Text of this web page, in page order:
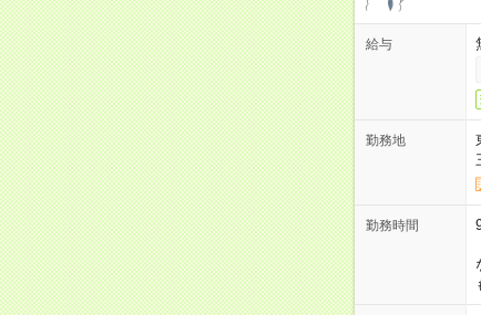
給与
勤務地
勤務時間